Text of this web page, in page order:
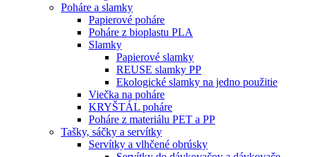
Poháre a slamky
Papierové poháre
Poháre z bioplastu PLA
Slamky
Papierové slamky
REUSE slamky PP
Ekologické slamky na jedno použitie
Viečka na poháre
KRYŠTÁL poháre
Poháre z materiálu PET a PP
Tašky, sáčky a servítky
Servítky a vlhčené obrúsky